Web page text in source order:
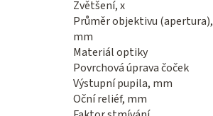
Zvětšení, x
Průměr objektivu (apertura),
mm
Materiál optiky
Povrchová úprava čoček
Výstupní pupila, mm
Oční reliéf, mm